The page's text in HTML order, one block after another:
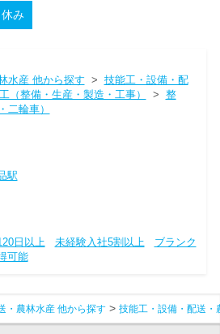
み
水産 他から探す > 技能工・設備・配
（整備・生産・製造・工事） > 整
二輪車）
駅
日以上 未経験入社5割以上
ブランク
可能
・農林水産 他から探す 技能工・設備・配送・